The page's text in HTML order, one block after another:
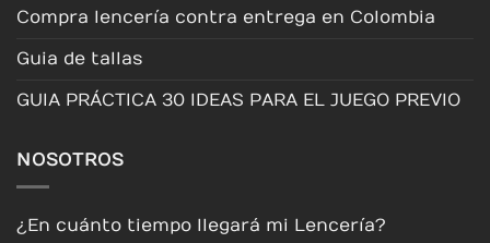
Compra lencería contra entrega en Colombia
Guia de tallas
GUIA PRÁCTICA 30 IDEAS PARA EL JUEGO PREVIO
NOSOTROS
¿En cuánto tiempo llegará mi Lencería?